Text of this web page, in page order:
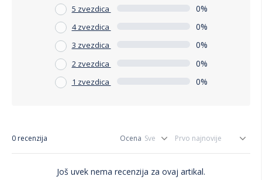
5 zvezdica 0%
4 zvezdica 0%
3 zvezdica 0%
2 zvezdica 0%
1 zvezdica 0%
0 recenzija Ocena
Još uvek nema recenzija za ovaj artikal.